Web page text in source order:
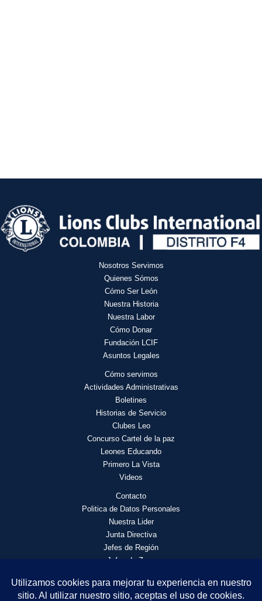
Nosotros Servimos
Quienes Sómos
Cómo Ser León
Nuestra Historia
Nuestra Labor
Cómo Donar
Fundación LCIF
Asuntos Legales
Cómo servimos
Actividades Administrativas
Boletines
Historias de Servicio
Clubes Leo
Concurso Cartel de la paz
Leones Educando
Primero La Vista
Videos
Contacto
Politica de Datos Personales
Nuestra Lider
Junta Directiva
Jefes de Región
Jefes de Zona